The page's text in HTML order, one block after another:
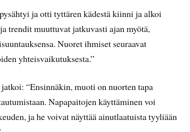
ja otti tyttären kädestä kiinni ja alkoi
trendit muuttuvat jatkuvasti ajan myötä,
Nuoret ihmiset seuraavat
yhteisvaikutuksesta.”
“Ensinnäkin, muoti on nuorten tapa
Napapaitojen käyttäminen voi
ja he voivat näyttää ainutlaatuista tyyliään